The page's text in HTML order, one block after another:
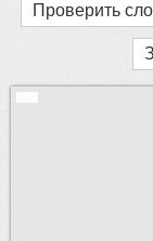
Проверить